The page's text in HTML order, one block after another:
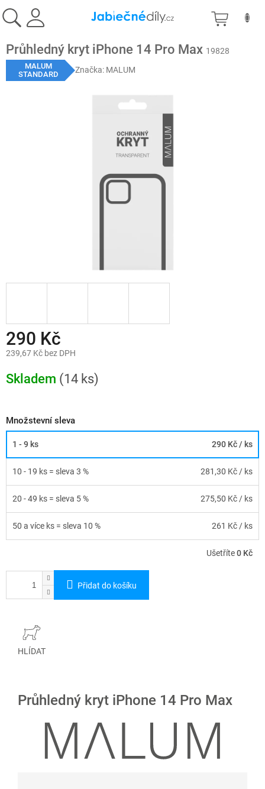
na
obsah
Průhledný kryt iPhone 14 Pro Max 19828
MALUM
STANDARD
Značka: MALUM
290 Kč
239,67 Kč bez DPH
cena:
Skladem (14 ks)
Množstevní sleva
1 - 9 ks 290 Kč/ ks
10 - 19 ks = sleva 3 % 281,30 Kč/ ks
20 - 49 ks = sleva 5 % 275,50 Kč/ ks
50 a více ks = sleva 10 % 261 Kč/ ks
Ušetříte0 Kč
Přidat do košíku
HLÍDAT
Průhledný kryt iPhone 14 Pro Max